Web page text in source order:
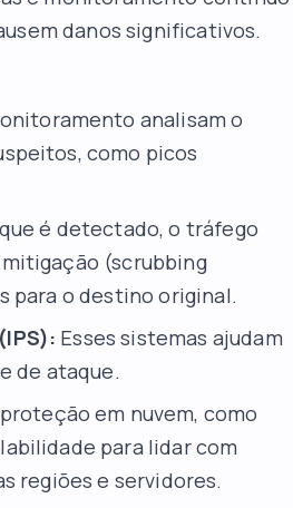
danos significativos.
analisam o
como picos
é detectado, o tráfego
(scrubbing
para o destino original.
Esses sistemas ajudam
de ataque.
em nuvem, como
para lidar com
regiões e servidores.